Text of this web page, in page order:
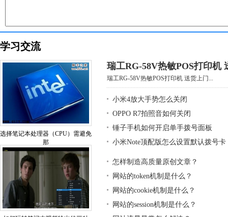
学习交流
选择笔记本处理器（CPU）需避免
那
瑞工RG-58V热敏POS打印机
瑞工RG-58V热敏POS打印机 送货上门...
小米4放大手势怎么关闭
OPPO R7拍照音如何关闭
锤子手机如何开启单手拨号面板
小米Note顶配版怎么设置默认拨号卡
怎样制造高质量原创文章？
网站的token机制是什么？
网站的cookie机制是什么？
网站的session机制是什么？